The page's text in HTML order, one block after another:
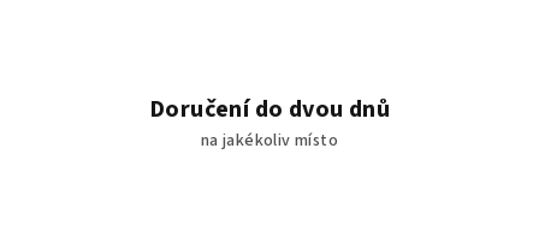
Doručení do dvou dnů
na jakékoliv místo